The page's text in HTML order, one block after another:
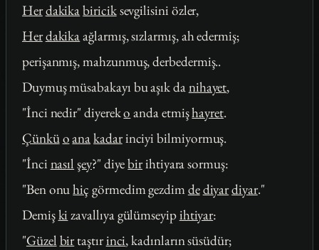
Herdakikabiriciksevgilisini özler,
Herdakikaağlarmış, sızlarmış, ah edermiş;
perişanmış, mahzunmuş, derbedermiş..
Duymuş müsabakayı bu aşık danihayet,
"İnci nedir" diyereko anda etmişhayret.
Çünküoanakadarinciyi bilmiyormuş.
"İnci nasıl şey?" diyebirihtiyara sormuş:
"Ben onuhiç görmedim gezdimdediyardiyar."
Demişki zavallıya gülümseyipihtiyar:
"Güzel birtaştırinci, kadınların süsüdür;